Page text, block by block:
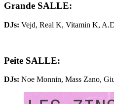
Grande SALLE:
DJs: Vejd, Real K, Vitamin K,
Peite SALLE:
DJs: Noe Monnin, Mass Zano,